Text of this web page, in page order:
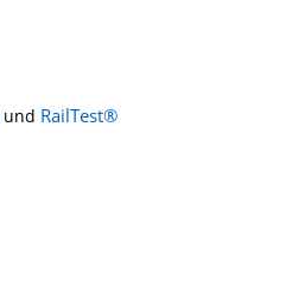
und RailTest®